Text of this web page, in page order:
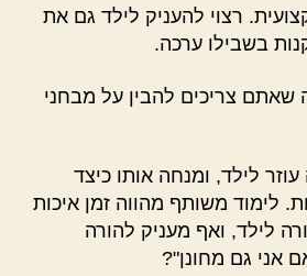
רצוי להעניק לילד גם את
בשבילו ערכה.
שאתם צריכים להבין על מבחני
לילד, ומנחה אותו כיצד
לימוד משותף מהווה זמן איכות
לילד, ואף מעניק להורה
אני גם מחונן"?